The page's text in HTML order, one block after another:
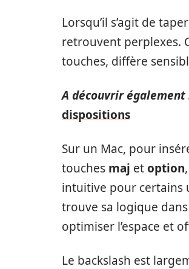
Lorsqu’il s’agit de
retrouvent perplexes.
touches, diffère
A découvrir également
dispositions
Sur un Mac, pour
touches maj etoption
intuitive pour certains
trouve sa logique
optimiser l’espace et
Le backslash est